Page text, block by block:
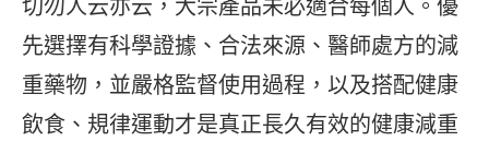
切勿人云亦云，大宗產品未必適合每個人。優
先選擇有科學證據、合法來源、醫師處方的減
重藥物，並嚴格監督使用過程，以及搭配健康
飲食、規律運動才是真正長久有效的健康減重